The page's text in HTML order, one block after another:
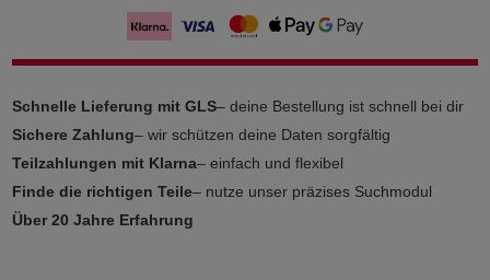
Schnelle Lieferung mit GLS– deine Bestellung ist schnell bei dir
Sichere Zahlung– wir schützen deine Daten sorgfältig
Teilzahlungen mit Klarna– einfach und flexibel
Finde die richtigen Teile– nutze unser präzises Suchmodul
Über 20 Jahre Erfahrung